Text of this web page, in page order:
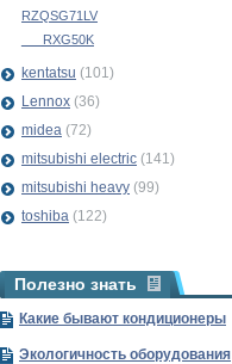
RZQSG71LV
___RXG50K
kentatsu (101)
Lennox (36)
midea (72)
mitsubishi electric (141)
mitsubishi heavy (99)
toshiba (122)
Полезно знать
Какие бывают кондиционеры
Экологичность оборудования